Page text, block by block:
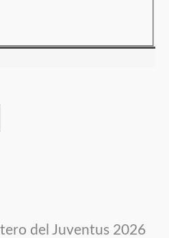
del Juventus 2026